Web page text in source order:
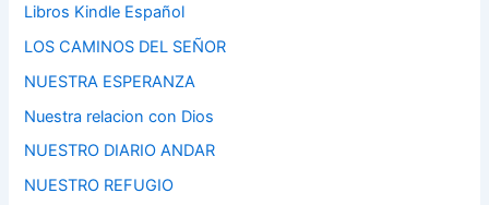
Libros Kindle Español
LOS CAMINOS DEL SEÑOR
NUESTRA ESPERANZA
Nuestra relacion con Dios
NUESTRO DIARIO ANDAR
NUESTRO REFUGIO